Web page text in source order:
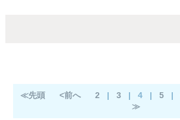
≪先頭 <前へ 2 | 3 | 4 | 5 |
≫